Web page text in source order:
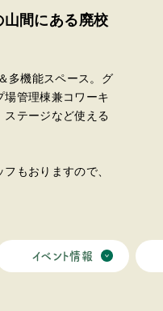
イベント情報
間にある廃校
多機能スペース。グ
管理棟兼コワーキ
ステージなど使える
もおりますので、